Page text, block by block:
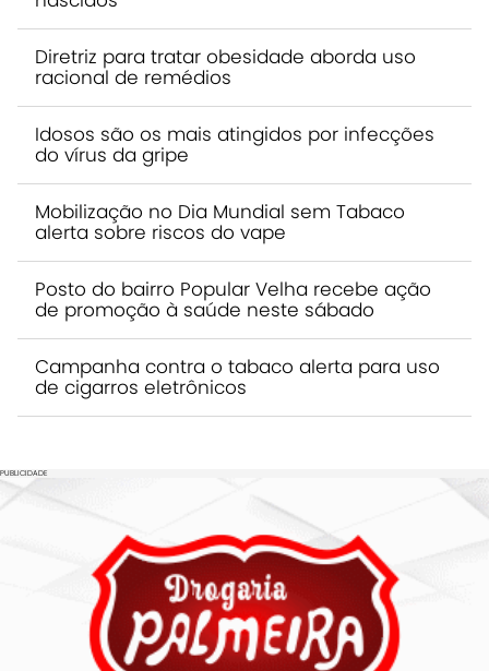
Diretriz para tratar obesidade aborda uso
racional de remédios
Idosos são os mais atingidos por infecções
do vírus da gripe
Mobilização no Dia Mundial sem Tabaco
alerta sobre riscos do vape
Posto do bairro Popular Velha recebe ação
de promoção à saúde neste sábado
Campanha contra o tabaco alerta para uso
de cigarros eletrônicos
PUBLICIDADE